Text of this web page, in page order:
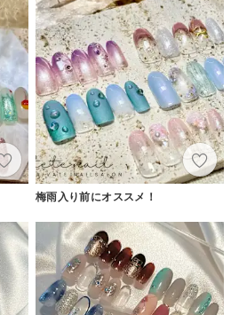
梅雨入り前にオススメ！